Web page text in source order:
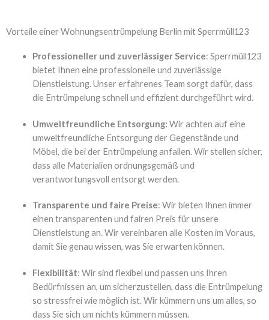
Vorteile einer Wohnungsentrümpelung Berlin mit Sperrmüll123
Professioneller und zuverlässiger Service: Sperrmüll123
bietet Ihnen eine professionelle und zuverlässige
Dienstleistung. Unser erfahrenes Team sorgt dafür, dass
die Entrümpelung schnell und effizient durchgeführt wird.
Umweltfreundliche Entsorgung: Wir achten auf eine
umweltfreundliche Entsorgung der Gegenstände und
Möbel, die bei der Entrümpelung anfallen. Wir stellen sicher,
dass alle Materialien ordnungsgemäß und
verantwortungsvoll entsorgt werden.
Transparente und faire Preise: Wir bieten Ihnen immer
einen transparenten und fairen Preis für unsere
Dienstleistung an. Wir vereinbaren alle Kosten im Voraus,
damit Sie genau wissen, was Sie erwarten können.
Flexibilität: Wir sind flexibel und passen uns Ihren
Bedürfnissen an, um sicherzustellen, dass die Entrümpelung
so stressfrei wie möglich ist. Wir kümmern uns um alles, so
dass Sie sich um nichts kümmern müssen.